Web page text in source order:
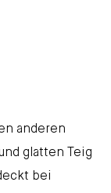
anderen
glatten Teig
bei